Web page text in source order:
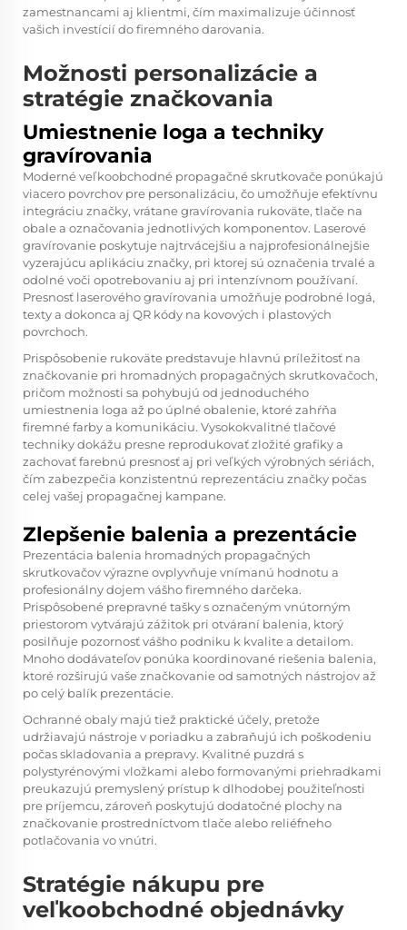
zamestnancami aj klientmi, čím maximalizuje účinnosť
vašich investícií do firemného darovania.
Možnosti personalizácie a
stratégie značkovania
Umiestnenie loga a techniky
gravírovania
Moderné veľkoobchodné propagačné skrutkovače ponúkajú
viacero povrchov pre personalizáciu, čo umožňuje efektívnu
integráciu značky, vrátane gravírovania rukoväte, tlače na
obale a označovania jednotlivých komponentov. Laserové
gravírovanie poskytuje najtrvácejšiu a najprofesionálnejšie
vyzerajúcu aplikáciu značky, pri ktorej sú označenia trvalé a
odolné voči opotrebovaniu aj pri intenzívnom používaní.
Presnosť laserového gravírovania umožňuje podrobné logá,
texty a dokonca aj QR kódy na kovových i plastových
povrchoch.
Prispôsobenie rukoväte predstavuje hlavnú príležitosť na
značkovanie pri hromadných propagačných skrutkovačoch,
pričom možnosti sa pohybujú od jednoduchého
umiestnenia loga až po úplné obalenie, ktoré zahŕňa
firemné farby a komunikáciu. Vysokokvalitné tlačové
techniky dokážu presne reprodukovať zložité grafiky a
zachovať farebnú presnosť aj pri veľkých výrobných sériách,
čím zabezpečia konzistentnú reprezentáciu značky počas
celej vašej propagačnej kampane.
Zlepšenie balenia a prezentácie
Prezentácia balenia hromadných propagačných
skrutkovačov výrazne ovplyvňuje vnímanú hodnotu a
profesionálny dojem vášho firemného darčeka.
Prispôsobené prepravné tašky s označeným vnútorným
priestorom vytvárajú zážitok pri otváraní balenia, ktorý
posilňuje pozornosť vášho podniku k kvalite a detailom.
Mnoho dodávateľov ponúka koordinované riešenia balenia,
ktoré rozširujú vaše značkovanie od samotných nástrojov až
po celý balík prezentácie.
Ochranné obaly majú tiež praktické účely, pretože
udržiavajú nástroje v poriadku a zabraňujú ich poškodeniu
počas skladovania a prepravy. Kvalitné puzdrá s
polystyrénovými vložkami alebo formovanými priehradkami
preukazujú premyslený prístup k dlhodobej použiteľnosti
pre príjemcu, zároveň poskytujú dodatočné plochy na
značkovanie prostredníctvom tlače alebo reliéfneho
potlačovania vo vnútri.
Stratégie nákupu pre
veľkoobchodné objednávky